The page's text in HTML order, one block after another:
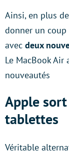
Ainsi, en plus
donner un
avec deux
Le MacBook
nouveautés
Apple
tablettes
Véritable